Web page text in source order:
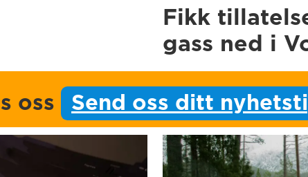
Fikk
gass ned i
oss Send oss ditt